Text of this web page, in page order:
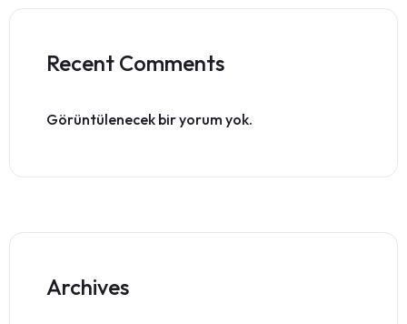
Recent Comments
Görüntülenecek bir yorum yok.
Archives